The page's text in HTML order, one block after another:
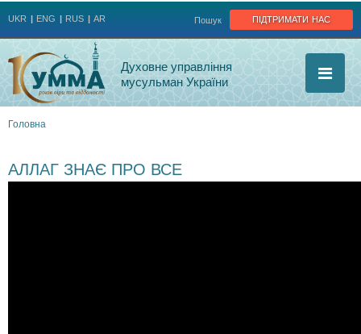
підтримати нас
Пошук
UKR ENG RUS AR
Духовне управління
мусульман України
є
Головна
АЛЛАГ ЗНАЄ ПРО ВСЕ